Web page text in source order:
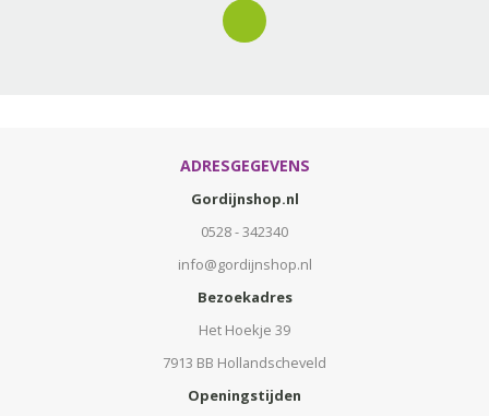
ADRESGEGEVENS
Gordijnshop.nl
0528 - 342340
info@gordijnshop.nl
Bezoekadres
Het Hoekje 39
7913 BB Hollandscheveld
Openingstijden